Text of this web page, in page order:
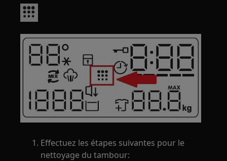
Effectuez les étapes suivantes pour le
nettoyage du tambour: